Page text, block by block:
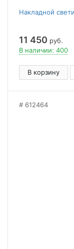
Накладной
11 450 руб.
В наличии: 400
В корзину
612464